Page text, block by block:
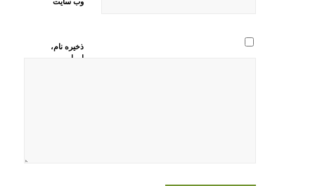
ذخیره نام،
ایمیل و